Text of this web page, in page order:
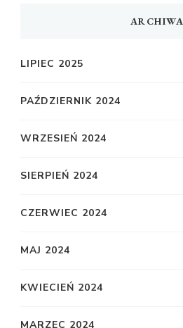
ARCHIWA
LIPIEC 2025
PAŹDZIERNIK 2024
WRZESIEŃ 2024
SIERPIEŃ 2024
CZERWIEC 2024
MAJ 2024
KWIECIEŃ 2024
MARZEC 2024